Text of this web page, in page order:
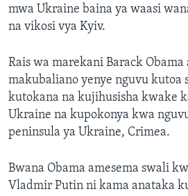
mwa Ukraine baina ya waasi
na vikosi vya Kyiv.
Rais wa marekani Barack Obama
makubaliano yenye nguvu kutoa
kutokana na kujihusisha kwake
Ukraine na kupokonya kwa
peninsula ya Ukraine, Crimea.
Bwana Obama amesema swali
Vladmir Putin ni kama anataka